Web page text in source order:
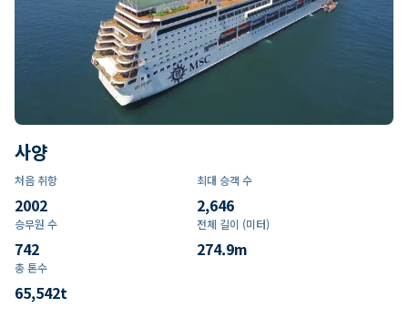
사양
처음 취항
2002
최대 승객 수
2,646
승무원 수
742
전체 길이 (미터)
274.9m
총 톤수
65,542t